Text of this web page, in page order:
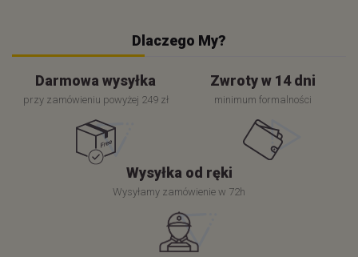
Dlaczego My?
Darmowa wysyłka
przy zamówieniu powyżej 249 zł
Zwroty w 14 dni
minimum formalności
Wysyłka od ręki
Wysyłamy zamówienie w 72h